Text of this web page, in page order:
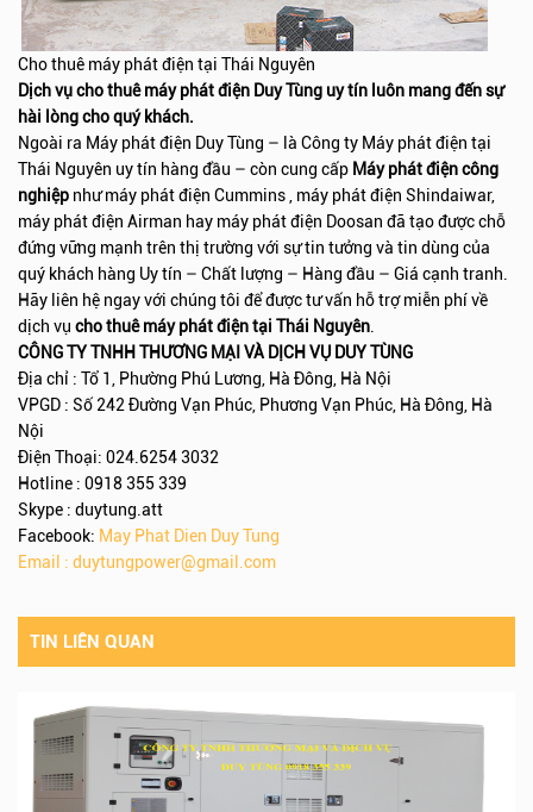
Cho thuê máy phát điện tại Thái Nguyên
Dịch vụ cho thuê máy phát điện Duy Tùng uy tín luôn mang đến sự
hài lòng cho quý khách.
Ngoài ra Máy phát điện Duy Tùng – là Công ty Máy phát điện tại
Thái Nguyên uy tín hàng đầu – còn cung cấp Máy phát điện công
nghiệp như máy phát điện Cummins , máy phát điện Shindaiwar,
máy phát điện Airman hay máy phát điện Doosan đã tạo được chỗ
đứng vững mạnh trên thị trường với sự tin tưởng và tin dùng của
quý khách hàng Uy tín – Chất lượng – Hàng đầu – Giá cạnh tranh.
Hãy liên hệ ngay với chúng tôi để được tư vấn hỗ trợ miễn phí về
dịch vụ cho thuê máy phát điện tại Thái Nguyên.
CÔNG TY TNHH THƯƠNG MẠI VÀ DỊCH VỤ DUY TÙNG
Địa chỉ : Tổ 1, Phường Phú Lương, Hà Đông, Hà Nội
VPGD : Số 242 Đường Vạn Phúc, Phương Vạn Phúc, Hà Đông, Hà
Nội
Điện Thoại: 024.6254 3032
Hotline : 0918 355 339
Skype : duytung.att
Facebook: May Phat Dien Duy Tung
Email : duytungpower@gmail.com
TIN LIÊN QUAN